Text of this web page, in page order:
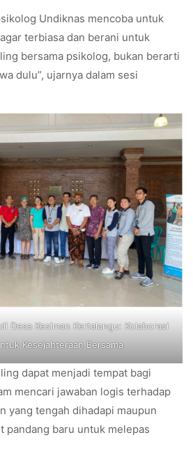
Undiknas mencoba untuk
terbiasa dan berani untuk
bersama psikolog, bukan berarti
dulu”, ujarnya dalam sesi
Desa Kesiman Kertalangu: Kolaborasi
Kesejahteraan Bersama
dapat menjadi tempat bagi
mencari jawaban logis terhadap
yang tengah dihadapi maupun
pandang baru untuk melepas